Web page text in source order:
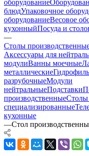
оборудование
блюдУпаковочное
оборудованиеВесовое
кухонныйПосуда и
—
Столы
Аксессуары для
модулиВанны моечные
металлические
разрубочныеМодули
нейтральныеПодставки
производственныеСтолы
специализированные
кухонные
—Стол